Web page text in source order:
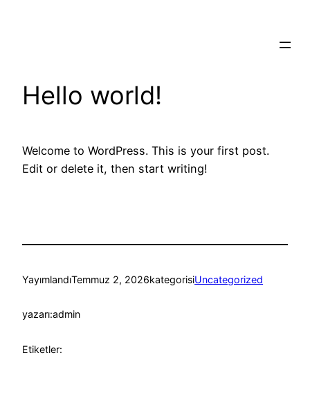
Hello world!
Welcome to WordPress. This is your first post.
Edit or delete it, then start writing!
YayımlandıTemmuz 2, 2026kategorisiUncategorized
yazarı:admin
Etiketler: